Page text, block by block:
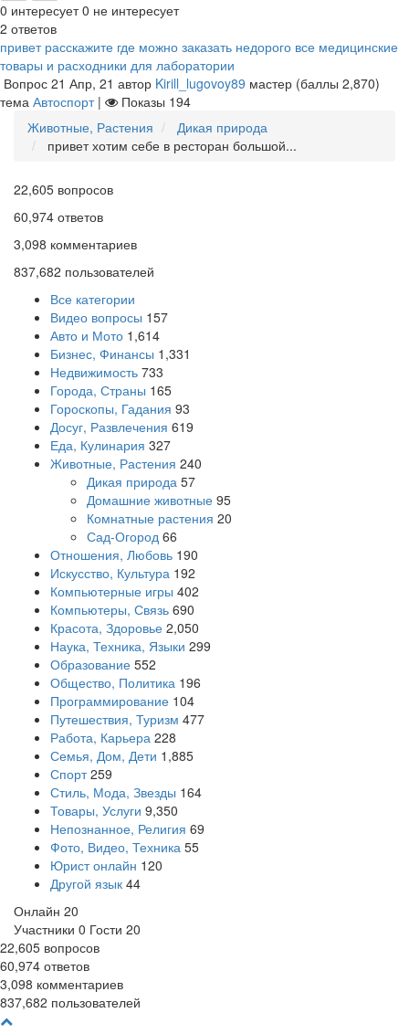
0 интересует 0 не интересует
2 ответов
привет расскажите где можно заказать недорого все медицинские
товары и расходники для лаборатории
Вопрос 21 Апр, 21 автор Kirill_lugovoy89 мастер (баллы 2,870)
тема Автоспорт | Показы 194
Животные, Растения
Дикая природа
привет хотим себе в ресторан большой...
22,605 вопросов
60,974 ответов
3,098 комментариев
837,682 пользователей
Все категории
Видео вопросы 157
Авто и Мото 1,614
Бизнес, Финансы 1,331
Недвижимость 733
Города, Страны 165
Гороскопы, Гадания 93
Досуг, Развлечения 619
Еда, Кулинария 327
Животные, Растения 240
Дикая природа 57
Домашние животные 95
Комнатные растения 20
Сад-Огород 66
Отношения, Любовь 190
Искусство, Культура 192
Компьютерные игры 402
Компьютеры, Связь 690
Красота, Здоровье 2,050
Наука, Техника, Языки 299
Образование 552
Общество, Политика 196
Программирование 104
Путешествия, Туризм 477
Работа, Карьера 228
Семья, Дом, Дети 1,885
Спорт 259
Стиль, Мода, Звезды 164
Товары, Услуги 9,350
Непознанное, Религия 69
Фото, Видео, Техника 55
Юрист онлайн 120
Другой язык 44
Онлайн 20
Участники 0 Гости 20
22,605 вопросов
60,974 ответов
3,098 комментариев
837,682 пользователей